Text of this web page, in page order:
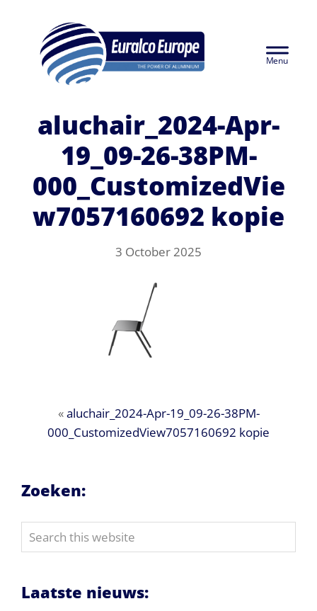
main
content
Euralco Europe -
The Power of
Header
aluchair_2024-Apr-
19_09-26-38PM-
000_CustomizedVie
w7057160692 kopie
3 October 2025
«aluchair_2024-Apr-19_09-26-38PM-
000_CustomizedView7057160692 kopie
Zoeken:
Search
this
Laatste nieuws: